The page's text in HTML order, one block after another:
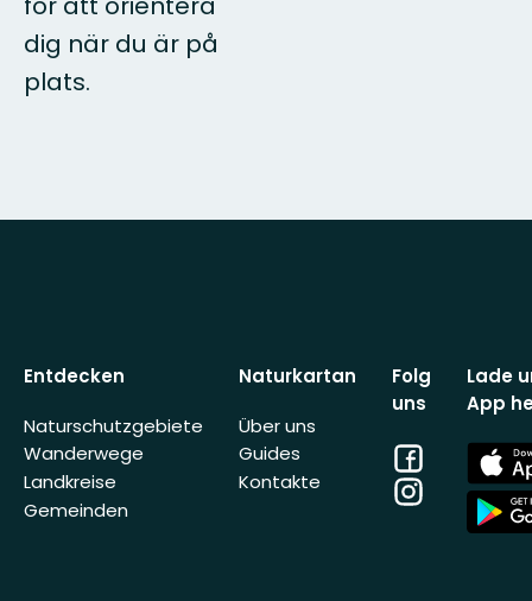
dig när du är på
plats.
Entdecken
Naturschutzgebiete
Wanderwege
Landkreise
Gemeinden
Naturkartan
Über uns
Guides
Kontakte
Folg
uns
Facebook
Instagram
Lade
App
App
Store
App
Store